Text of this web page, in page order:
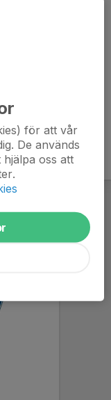
för att vår
De används
oss att